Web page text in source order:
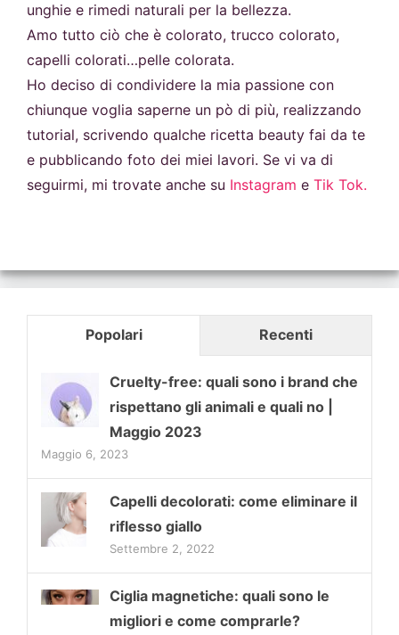
unghie e rimedi naturali per la bellezza.
Amo tutto ciò che è colorato, trucco colorato,
capelli colorati…pelle colorata.
Ho deciso di condividere la mia passione con
chiunque voglia saperne un pò di più, realizzando
tutorial, scrivendo qualche ricetta beauty fai da te
e pubblicando foto dei miei lavori. Se vi va di
seguirmi, mi trovate anche su Instagram e Tik Tok.
Popolari Recenti
Cruelty-free: quali sono i brand che
rispettano gli animali e quali no |
Maggio 2023
Maggio 6, 2023
Capelli decolorati: come eliminare il
riflesso giallo
Settembre 2, 2022
Ciglia magnetiche: quali sono le
migliori e come comprarle?